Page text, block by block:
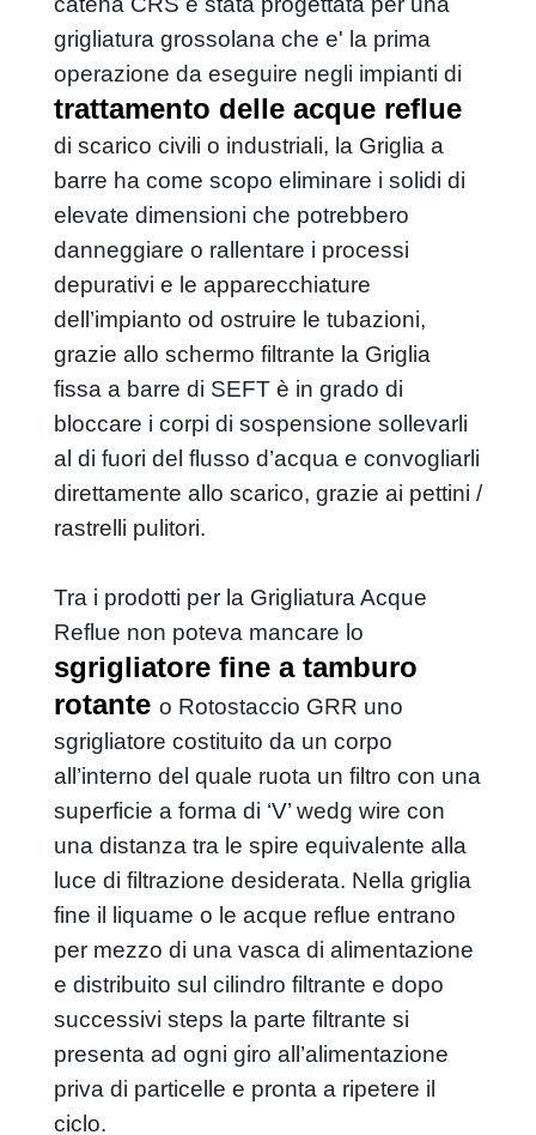
mescolatore a palette
dissolutore per latte calce
impianti dosaggio calce
coclea di trasporto
trasportatore a coclea
convogliatore a coclea multipla
coclea verticale
unita' combinata trattamento bottini
sepura:
recupero calcestruzzo
paratoie per canali
dosatore volumetrico
filtro a tamburo rotante
grigliatura grossolana che e' la prima
operazione da eseguire negli impianti di
trattamento delle acque reflue
di scarico civili o industriali, la Griglia a
barre ha come scopo eliminare i solidi di
elevate dimensioni che potrebbero
danneggiare o rallentare i processi
depurativi e le apparecchiature
dell’impianto od ostruire le tubazioni,
grazie allo schermo filtrante la Griglia
fissa a barre di SEFT è in grado di
bloccare i corpi di sospensione sollevarli
al di fuori del flusso d’acqua e convogliarli
direttamente allo scarico, grazie ai pettini /
rastrelli pulitori.
Tra i prodotti per la Grigliatura Acque
Reflue non poteva mancare lo
sgrigliatore fine a tamburo
rotante o Rotostaccio GRR uno
sgrigliatore costituito da un corpo
all’interno del quale ruota un filtro con una
superficie a forma di ‘V’ wedg wire con
una distanza tra le spire equivalente alla
luce di filtrazione desiderata. Nella griglia
fine il liquame o le acque reflue entrano
per mezzo di una vasca di alimentazione
e distribuito sul cilindro filtrante e dopo
successivi steps la parte filtrante si
presenta ad ogni giro all’alimentazione
priva di particelle e pronta a ripetere il
ciclo.